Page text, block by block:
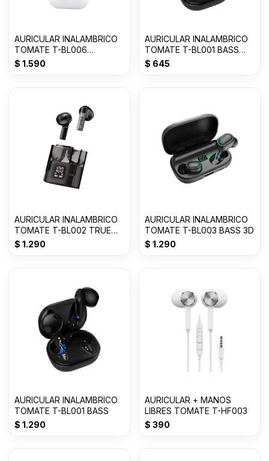
AURICULAR INALAMBRICO
TOMATE T-BL006
AIRPODS 2da GENERACION
$ 1.590
AURICULAR INALAMBRICO
TOMATE T-BL001 BASS
Con 50% OFF
$ 645
AURICULAR INALAMBRICO
TOMATE T-BL002 TRUE
WIRELESS
$ 1.290
AURICULAR INALAMBRICO
TOMATE T-BL003 BASS 3D
$ 1.290
AURICULAR INALAMBRICO
TOMATE T-BL001 BASS
$ 1.290
AURICULAR + MANOS
LIBRES TOMATE T-HF003
$ 390